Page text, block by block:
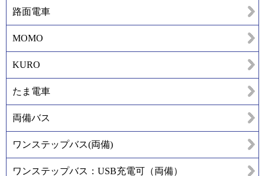
路面電車
MOMO
KURO
たま電車
両備バス
ワンステップバス(両備)
ワンステップバス：USB充電可（両備）